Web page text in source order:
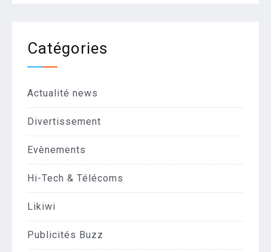
Catégories
Actualité news
Divertissement
Evènements
Hi-Tech & Télécoms
Likiwi
Publicités Buzz